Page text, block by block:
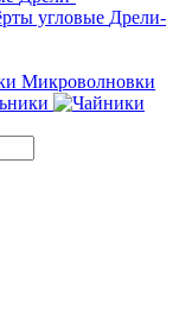
Дрели-
Микроволновки